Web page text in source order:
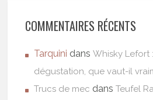
COMMENTAIRES RÉCENTS
Tarquini dansWhisky Lefort
dégustation, que vaut-il
Trucs de mec dansTeufel